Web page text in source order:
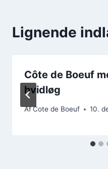
Lignende
Côte de Boeuf
hvidløg
AfCote de Boeuf 10.